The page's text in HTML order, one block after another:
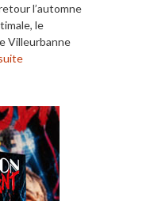
l’automne
le
Villeurbanne